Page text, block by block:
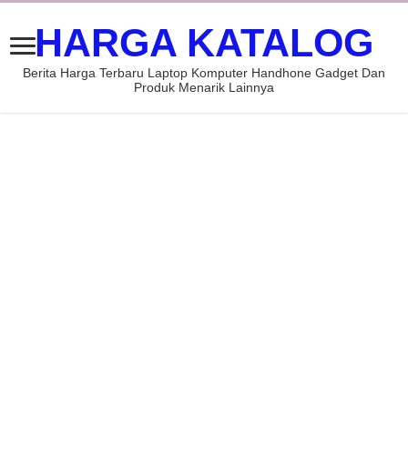
HARGA KATALOG
Berita Harga Terbaru Laptop Komputer Handhone Gadget Dan
Produk Menarik Lainnya